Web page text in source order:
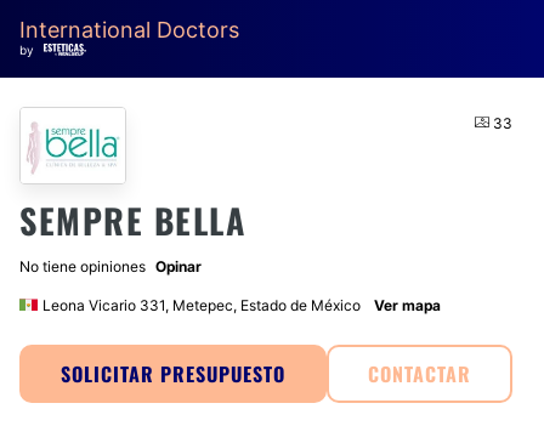
International Doctors
by
33
SEMPRE BELLA
No tiene opiniones Opinar
Leona Vicario 331, Metepec, Estado de México Ver mapa
SOLICITAR PRESUPUESTO CONTACTAR